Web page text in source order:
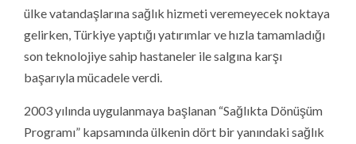
ülke vatandaşlarına sağlık hizmeti veremeyecek noktaya
gelirken, Türkiye yaptığı yatırımlar ve hızla tamamladığı
son teknolojiye sahip hastaneler ile salgına karşı
başarıyla mücadele verdi.
2003 yılında uygulanmaya başlanan “Sağlıkta Dönüşüm
Programı” kapsamında ülkenin dört bir yanındaki sağlık